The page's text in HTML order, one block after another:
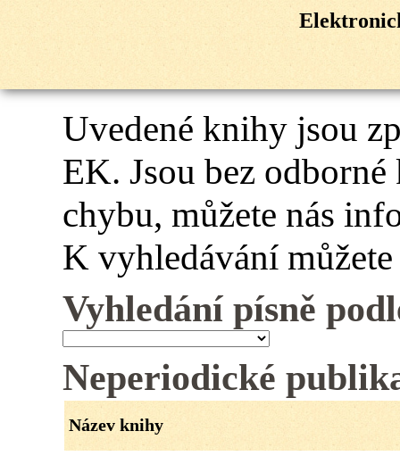
Uvedené knihy jsou
EK. Jsou bez
chybu, můžete nás
K vyhledávání
Vyhledání písně
Neperiodické
Název knihy